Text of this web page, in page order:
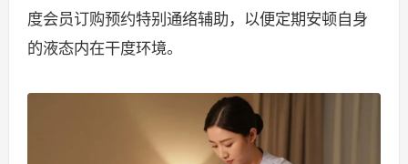
度会员订购预约特别通络辅助，以便定期安顿自身
的液态内在干度环境。